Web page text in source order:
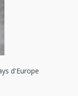
d'Europe